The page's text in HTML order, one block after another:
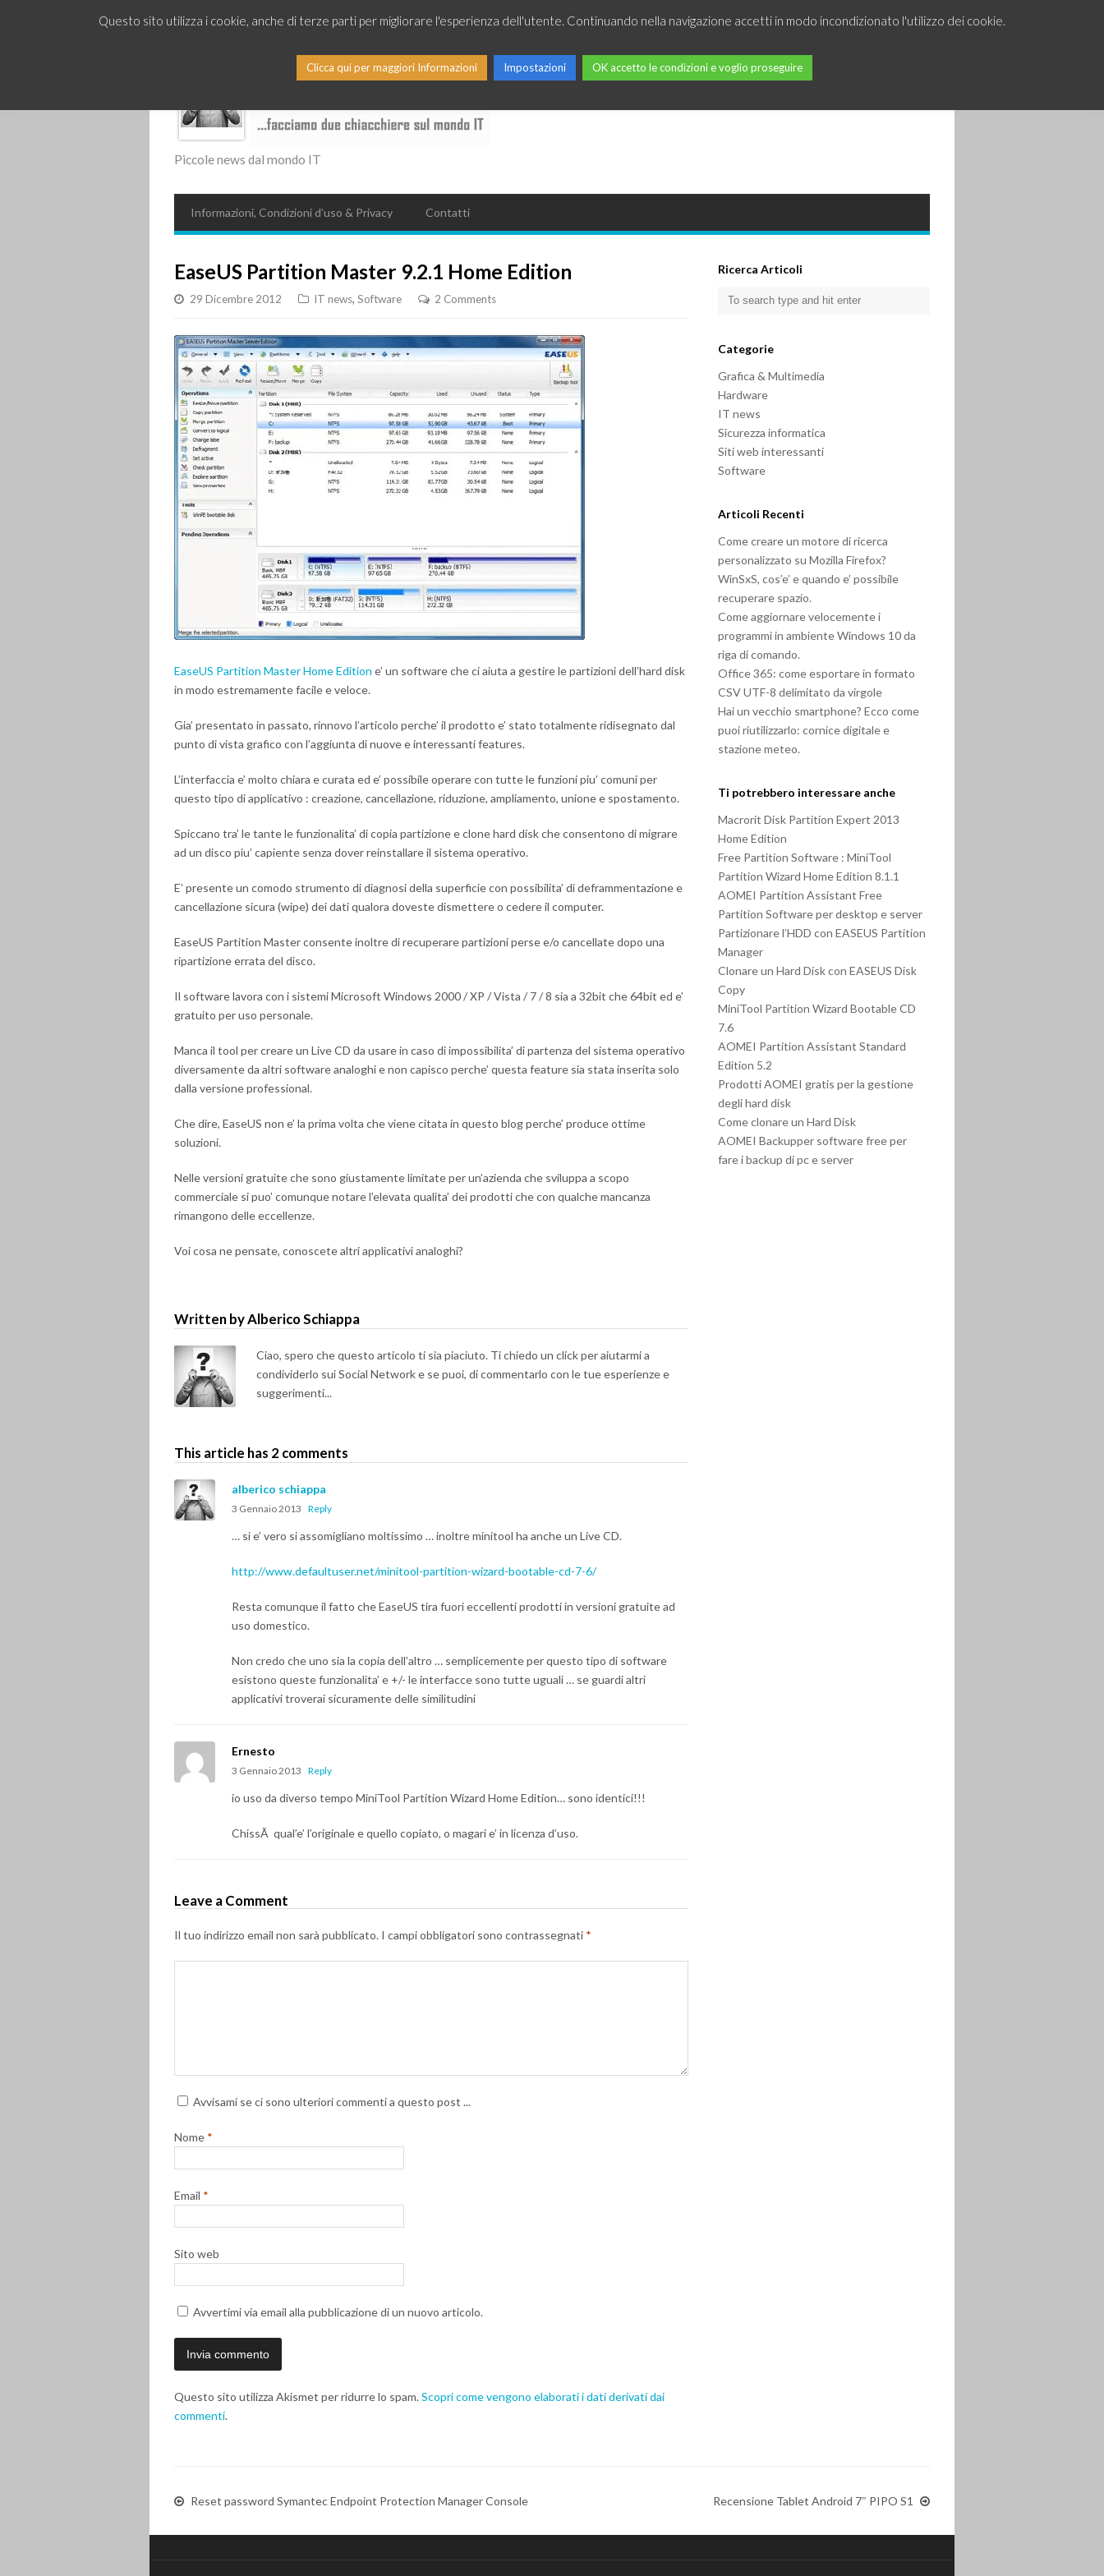
Piccole news dal mondo IT
Informazioni, Condizioni d’uso & Privacy Contatti
EaseUS Partition Master 9.2.1 Home Edition
29 Dicembre 2012 IT news, Software 2 Comments
EaseUS Partition Master Home Edition e’ un software che ci aiuta a gestire le partizioni dell’hard disk
in modo estremamente facile e veloce.
Gia’ presentato in passato, rinnovo l’articolo perche’ il prodotto e’ stato totalmente ridisegnato dal
punto di vista grafico con l’aggiunta di nuove e interessanti features.
L’interfaccia e’ molto chiara e curata ed e’ possibile operare con tutte le funzioni piu’ comuni per
questo tipo di applicativo : creazione, cancellazione, riduzione, ampliamento, unione e spostamento.
Spiccano tra’ le tante le funzionalita’ di copia partizione e clone hard disk che consentono di migrare
ad un disco piu’ capiente senza dover reinstallare il sistema operativo.
E’ presente un comodo strumento di diagnosi della superficie con possibilita’ di deframmentazione e
cancellazione sicura (wipe) dei dati qualora doveste dismettere o cedere il computer.
EaseUS Partition Master consente inoltre di recuperare partizioni perse e/o cancellate dopo una
ripartizione errata del disco.
Il software lavora con i sistemi Microsoft Windows 2000 / XP / Vista / 7 / 8 sia a 32bit che 64bit ed e’
gratuito per uso personale.
Manca il tool per creare un Live CD da usare in caso di impossibilita’ di partenza del sistema operativo
diversamente da altri software analoghi e non capisco perche’ questa feature sia stata inserita solo
dalla versione professional.
Che dire, EaseUS non e’ la prima volta che viene citata in questo blog perche’ produce ottime
soluzioni.
Nelle versioni gratuite che sono giustamente limitate per un’azienda che sviluppa a scopo
commerciale si puo’ comunque notare l’elevata qualita’ dei prodotti che con qualche mancanza
rimangono delle eccellenze.
Voi cosa ne pensate, conoscete altri applicativi analoghi?
Written by Alberico Schiappa
Ciao, spero che questo articolo ti sia piaciuto. Ti chiedo un click per aiutarmi a
condividerlo sui Social Network e se puoi, di commentarlo con le tue esperienze e
suggerimenti...
This article has 2 comments
alberico schiappa
3 Gennaio 2013 Reply
… si e’ vero si assomigliano moltissimo … inoltre minitool ha anche un Live CD.
http://www.defaultuser.net/minitool-partition-wizard-bootable-cd-7-6/
Resta comunque il fatto che EaseUS tira fuori eccellenti prodotti in versioni gratuite ad
uso domestico.
Non credo che uno sia la copia dell’altro … semplicemente per questo tipo di software
esistono queste funzionalita’ e +/- le interfacce sono tutte uguali … se guardi altri
applicativi troverai sicuramente delle similitudini
Ernesto
3 Gennaio 2013 Reply
io uso da diverso tempo MiniTool Partition Wizard Home Edition… sono identici!!!
ChissÃ qual’e’ l’originale e quello copiato, o magari e’ in licenza d’uso.
Leave a Comment
Il tuo indirizzo email non sarà pubblicato. I campi obbligatori sono contrassegnati *
Avvisami se ci sono ulteriori commenti a questo post ...
Nome *
Email *
Sito web
Avvertimi via email alla pubblicazione di un nuovo articolo.
Questo sito utilizza Akismet per ridurre lo spam.Scopri come vengono elaborati i dati derivati dai
commenti.
Ricerca Articoli
Categorie
Grafica & Multimedia
Hardware
IT news
Sicurezza informatica
Siti web interessanti
Software
Articoli Recenti
Come creare un motore di ricerca
personalizzato su Mozilla Firefox?
WinSxS, cos’e’ e quando e’ possibile
recuperare spazio.
Come aggiornare velocemente i
programmi in ambiente Windows 10 da
riga di comando.
Office 365: come esportare in formato
CSV UTF-8 delimitato da virgole
Hai un vecchio smartphone? Ecco come
puoi riutilizzarlo: cornice digitale e
stazione meteo.
Ti potrebbero interessare anche
Macrorit Disk Partition Expert 2013
Home Edition
Free Partition Software : MiniTool
Partition Wizard Home Edition 8.1.1
AOMEI Partition Assistant Free
Partition Software per desktop e server
Partizionare l’HDD con EASEUS Partition
Manager
Clonare un Hard Disk con EASEUS Disk
Copy
MiniTool Partition Wizard Bootable CD
7.6
AOMEI Partition Assistant Standard
Edition 5.2
Prodotti AOMEI gratis per la gestione
degli hard disk
Come clonare un Hard Disk
AOMEI Backupper software free per
fare i backup di pc e server
Reset password Symantec Endpoint Protection Manager Console Recensione Tablet Android 7″ PIPO S1
Questo sito utilizza i cookie, anche di terze parti per migliorare l'esperienza dell'utente. Continuando nella navigazione accetti in modo incondizionato l'utilizzo dei cookie.
Clicca qui per maggiori Informazioni Impostazioni OK accetto le condizioni e voglio proseguire